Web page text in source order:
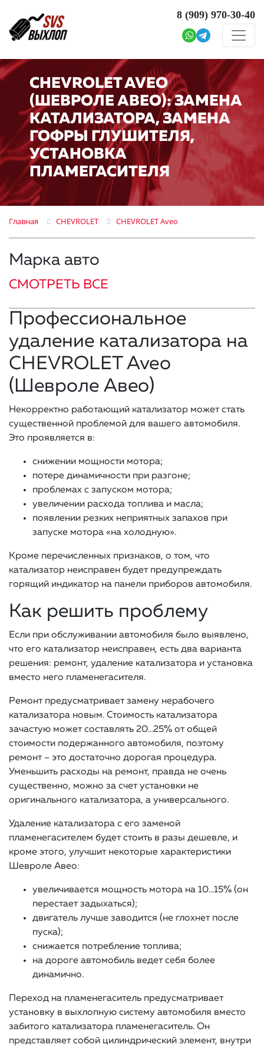
8 (909) 970-30-40
CHEVROLET AVEO
(ШЕВРОЛЕ АВЕО): ЗАМЕНА
КАТАЛИЗАТОРА, ЗАМЕНА
ГОФРЫ ГЛУШИТЕЛЯ,
УСТАНОВКА
ПЛАМЕГАСИТЕЛЯ
Главная CHEVROLET CHEVROLET Aveo
Марка авто
СМОТРЕТЬ ВСЕ
Профессиональное
удаление катализатора на
CHEVROLET Aveo
(Шевроле Авео)
Некорректно работающий катализатор может стать
существенной проблемой для вашего автомобиля.
Это проявляется в:
снижении мощности мотора;
потере динамичности при разгоне;
проблемах с запуском мотора;
увеличении расхода топлива и масла;
появлении резких неприятных запахов при
запуске мотора «на холодную».
Кроме перечисленных признаков, о том, что
катализатор неисправен будет предупреждать
горящий индикатор на панели приборов автомобиля.
Как решить проблему
Если при обслуживании автомобиля было выявлено,
что его катализатор неисправен, есть два варианта
решения: ремонт, удаление катализатора и установка
вместо него пламенегасителя.
Ремонт предусматривает замену нерабочего
катализатора новым. Стоимость катализатора
зачастую может составлять 20…25% от общей
стоимости подержанного автомобиля, поэтому
ремонт – это достаточно дорогая процедура.
Уменьшить расходы на ремонт, правда не очень
существенно, можно за счет установки не
оригинального катализатора, а универсального.
Удаление катализатора с его заменой
пламенегасителем будет стоить в разы дешевле, и
кроме этого, улучшит некоторые характеристики
Шевроле Авео:
увеличивается мощность мотора на 10…15% (он
перестает задыхаться);
двигатель лучше заводится (не глохнет после
пуска);
снижается потребление топлива;
на дороге автомобиль ведет себя более
динамично.
Переход на пламенегаситель предусматривает
установку в выхлопную систему автомобиля вместо
забитого катализатора пламенегаситель. Он
представляет собой цилиндрический элемент, внутри